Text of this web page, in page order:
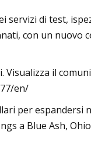
di test,
con un
il
en/
per espandersi
a Blue Ash,